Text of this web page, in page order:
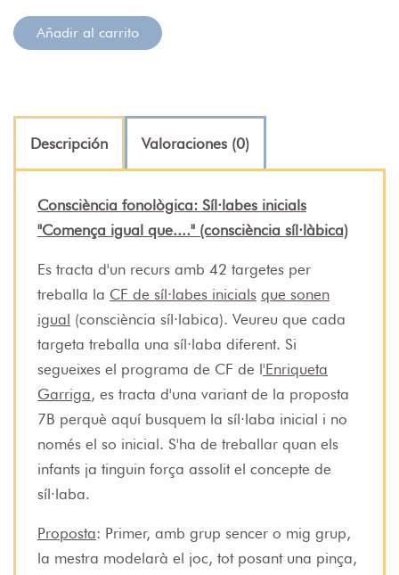
Añadir al carrito
Descripción Valoraciones (0)
Consciència fonològica: Síl·labes inicials
"Comença igual que...." (consciència síl·làbica)
Es tracta d'un recurs amb 42 targetes per
treballa la CF de síl·labes inicials que sonen
igual (consciència síl·labica). Veureu que cada
targeta treballa una síl·laba diferent. Si
segueixes el programa de CF de l'Enriqueta
Garriga, es tracta d'una variant de la proposta
7B perquè aquí busquem la síl·laba inicial i no
només el so inicial. S'ha de treballar quan els
infants ja tinguin força assolit el concepte de
síl·laba.
Proposta: Primer, amb grup sencer o mig grup,
la mestra modelarà el joc, tot posant una pinça,